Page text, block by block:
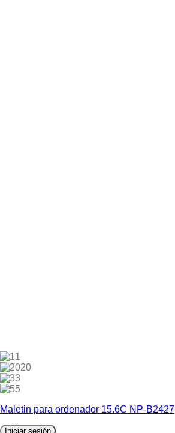
1
20
3
5
Maletin para ordenador 15.6C NP-B2427
Iniciar sesión